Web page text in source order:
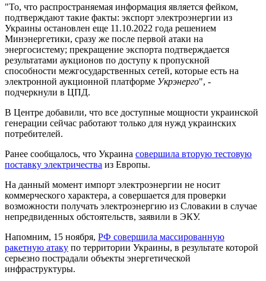
"То, что распространяемая информация является фейком,
подтверждают такие факты: экспорт электроэнергии из
Украины остановлен еще 11.10.2022 года решением
Минэнергетики, сразу же после первой атаки на
энергосистему; прекращение экспорта подтверждается
результатами аукционов по доступу к пропускной
способности межгосударственных сетей, которые есть на
электронной аукционной платформе Укрэнерго", -
подчеркнули в ЦПД.
В Центре добавили, что все доступные мощности украинской
генерации сейчас работают только для нужд украинских
потребителей.
Ранее сообщалось, что Украина совершила вторую тестовую
поставку электричества из Европы.
На данный момент импорт электроэнергии не носит
коммерческого характера, а совершается для проверки
возможности получать электроэнергию из Словакии в случае
непредвиденных обстоятельств, заявили в ЭКУ.
Напомним, 15 ноября, РФ совершила массированную
ракетную атаку по территории Украины, в результате которой
серьезно пострадали объекты энергетической
инфраструктуры.